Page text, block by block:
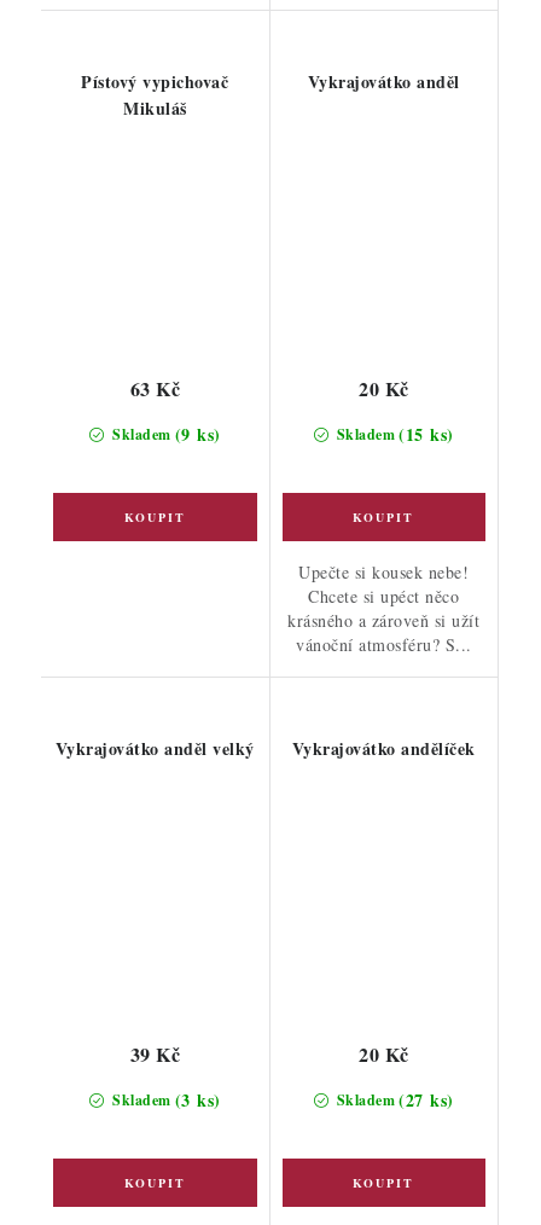
Pístový vypichovač
Mikuláš
Skladem (9 ks)
63 Kč
Vykrajovátko anděl
Skladem(15 ks)
20 Kč
Upečte si kousek nebe!
Chcete si upéct něco
krásného a zároveň si užít
vánoční atmosféru? S...
Vykrajovátko anděl velký
Skladem (3 ks)
39 Kč
Vykrajovátko andělíček
Skladem(27 ks)
20 Kč